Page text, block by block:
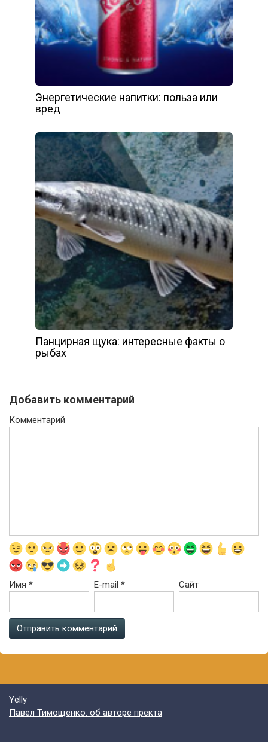
Энергетические напитки: польза или
вред
Панцирная щука: интересные факты о
рыбах
Добавить комментарий
Комментарий
Имя * E-mail* Сайт
Yelly
Павел Тимощенко: об авторе пректа